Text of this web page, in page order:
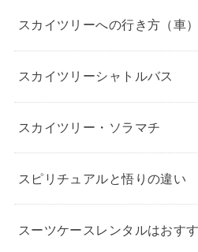
スカイツリーへの行き方（車）
スカイツリーシャトルバス
スカイツリー・ソラマチ
スピリチュアルと悟りの違い
スーツケースレンタルはおす